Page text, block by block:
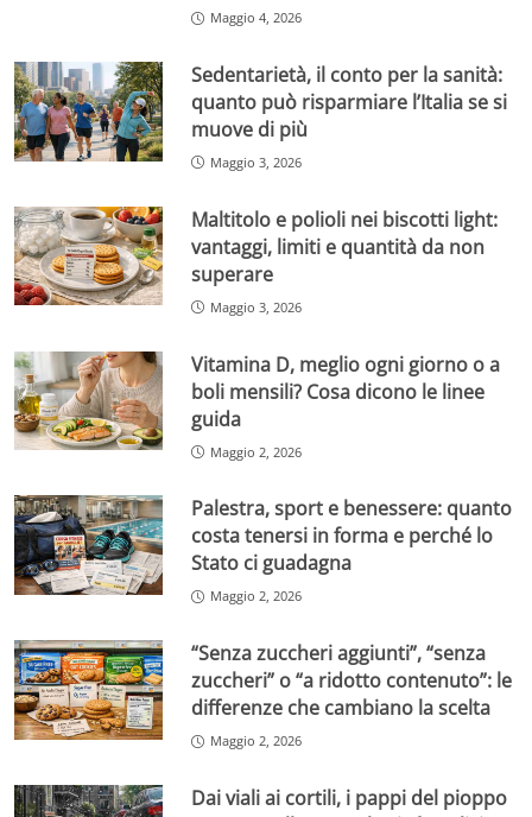
Maggio 4, 2026
Sedentarietà, il conto per la sanità:
quanto può risparmiare l’Italia se si
muove di più
Maggio 3, 2026
Maltitolo e polioli nei biscotti light:
vantaggi, limiti e quantità da non
superare
Maggio 3, 2026
Vitamina D, meglio ogni giorno o a
boli mensili? Cosa dicono le linee
guida
Maggio 2, 2026
Palestra, sport e benessere: quanto
costa tenersi in forma e perché lo
Stato ci guadagna
Maggio 2, 2026
“Senza zuccheri aggiunti”, “senza
zuccheri” o “a ridotto contenuto”: le
differenze che cambiano la scelta
Maggio 2, 2026
Dai viali ai cortili, i pappi del pioppo